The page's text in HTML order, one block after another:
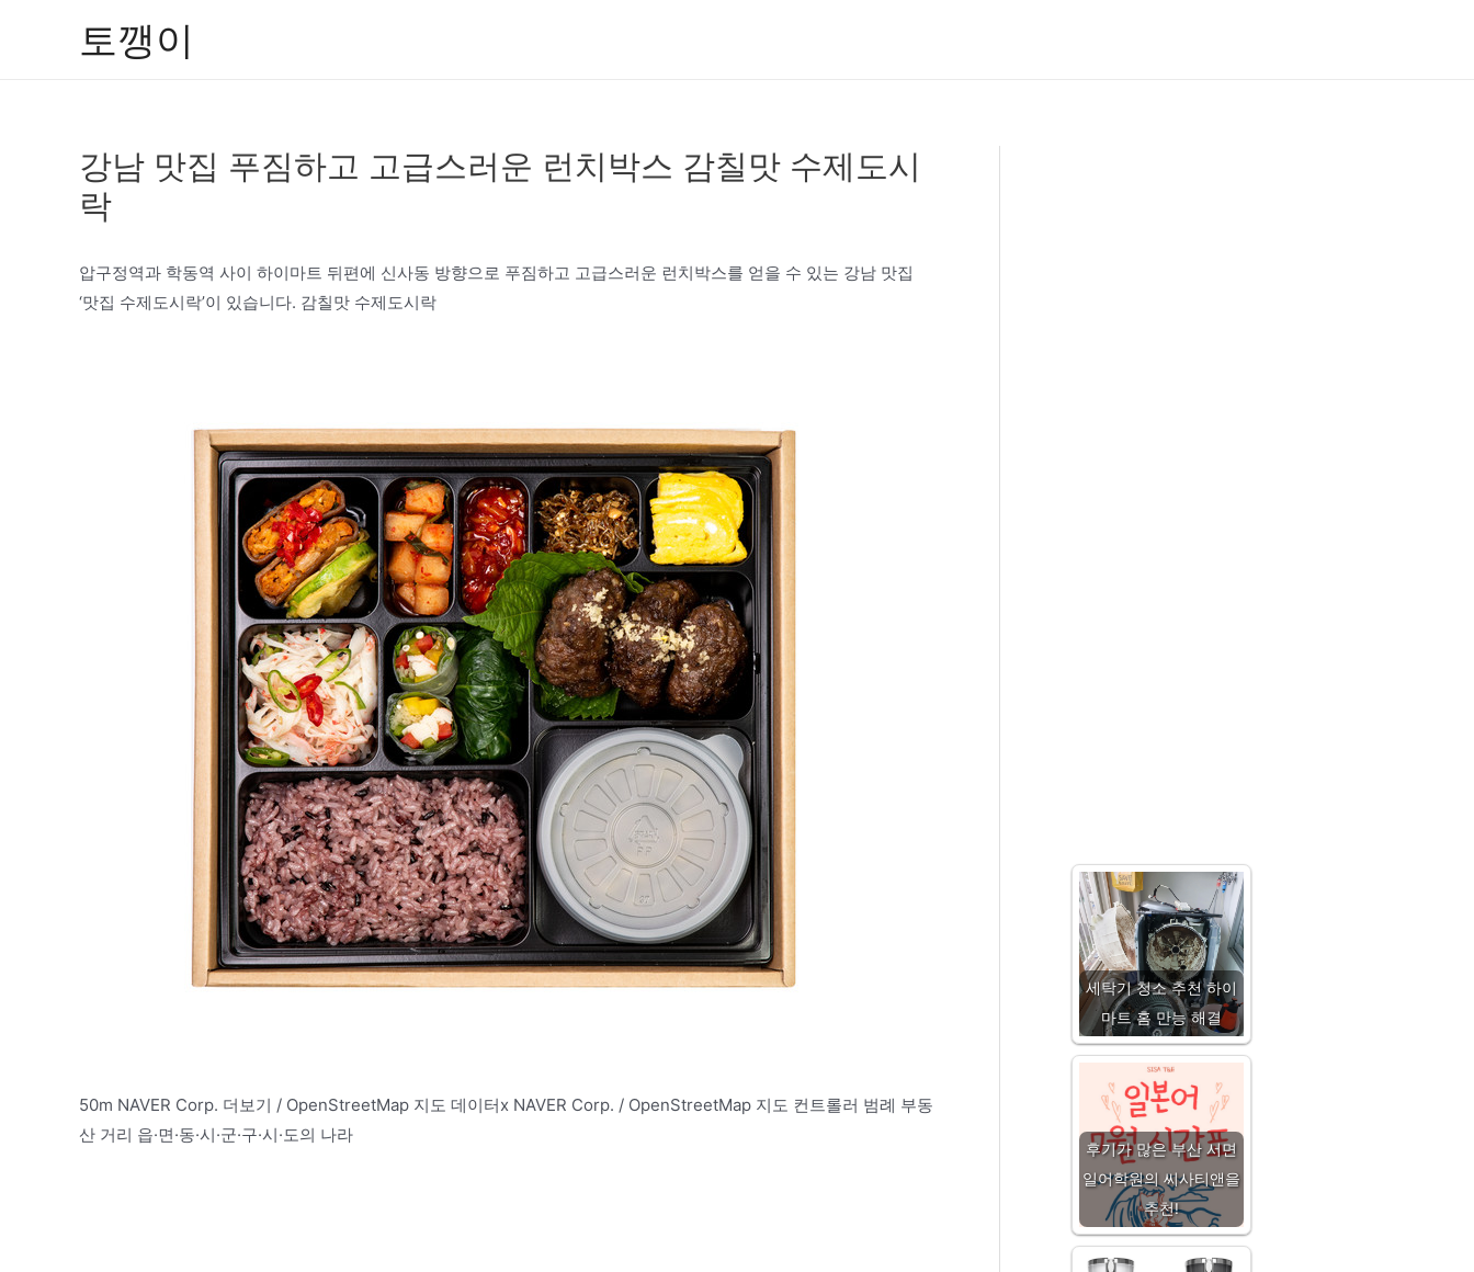
토깽이
강남 맛집 푸짐하고 고급스러운 런치박스 감칠맛 수제도시
락
압구정역과 학동역 사이 하이마트 뒤편에 신사동 방향으로 푸짐하고 고급스러운 런치박스를 얻을 수 있는 강남 맛집
‘맛집 수제도시락’이 있습니다. 감칠맛 수제도시락
50m NAVER Corp. 더보기 / OpenStreetMap 지도 데이터x NAVER Corp. / OpenStreetMap 지도 컨트롤러 범례 부동
산 거리 읍·면·동·시·군·구·시·도의 나라
세탁기 청소 추천 하이
마트 홈 만능 해결
후기가 많은 부산 서면
일어학원의 씨사티앤을
추천!